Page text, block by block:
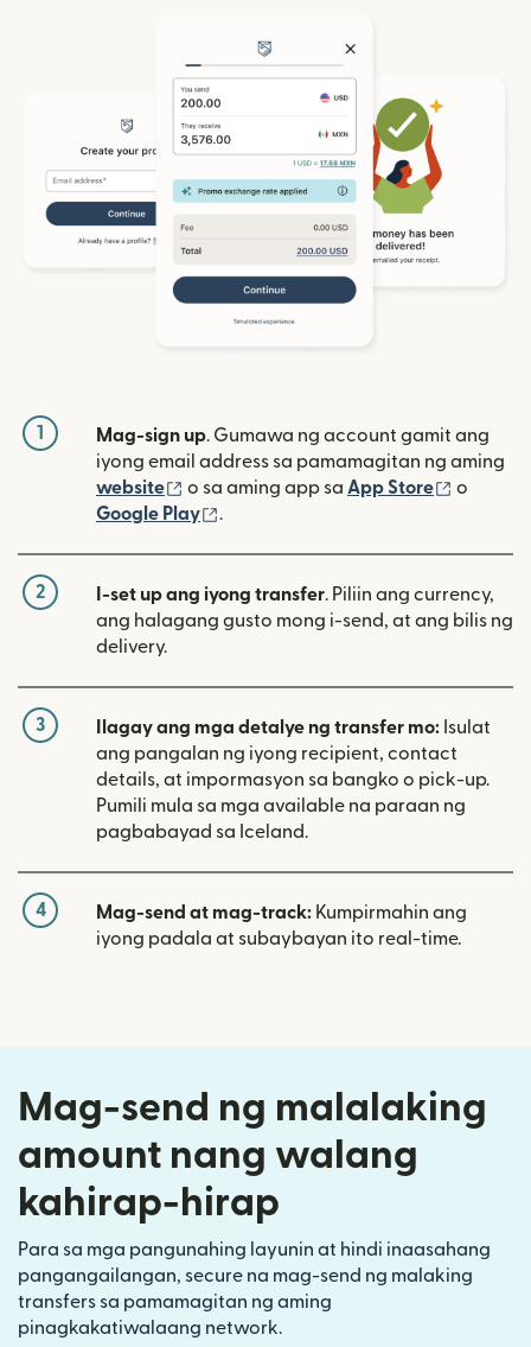
1 Mag-sign up. Gumawa ng account gamit ang
iyong email address sa pamamagitan ng aming
website
(bubukas sa bagong window)
o sa aming app sa App Store
o
Google Play
.
2 I-set up ang iyong transfer. Piliin ang currency,
ang halagang gusto mong i-send, at ang bilis ng
delivery.
3 Ilagay ang mga detalye ng transfer mo: Isulat
ang pangalan ng iyong recipient, contact
details, at impormasyon sa bangko o pick-up.
Pumili mula sa mga available na paraan ng
pagbabayad sa Iceland.
4 Mag-send at mag-track: Kumpirmahin ang
iyong padala at subaybayan ito real-time.
Mag-send ng malalaking
amount nang walang
kahirap-hirap
Para sa mga pangunahing layunin at hindi inaasahang
pangangailangan, secure na mag-send ng malaking
transfers sa pamamagitan ng aming
pinagkakatiwalaang network.